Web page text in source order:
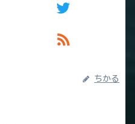
ちかる